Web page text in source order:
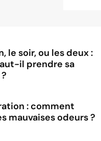
le soir, ou les deux :
il prendre sa
: comment
mauvaises odeurs ?